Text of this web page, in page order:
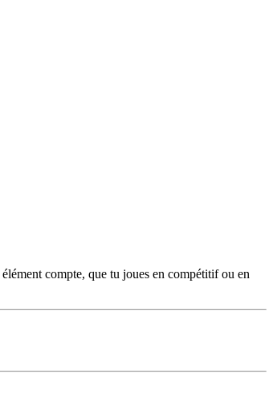
élément compte, que tu joues en compétitif ou en